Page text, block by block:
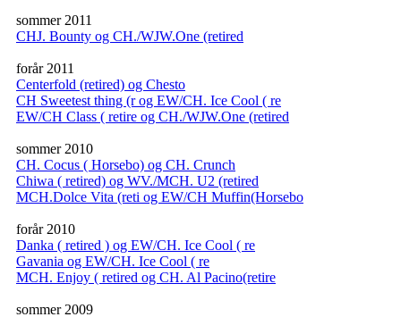
sommer 2011
CHJ. Bounty og CH./WJW.One (retired
forår 2011
Centerfold (retired) og Chesto
CH Sweetest thing (r og EW/CH. Ice Cool ( re
EW/CH Class ( retire og CH./WJW.One (retired
sommer 2010
CH. Cocus ( Horsebo) og CH. Crunch
Chiwa ( retired) og WV./MCH. U2 (retired
MCH.Dolce Vita (reti og EW/CH Muffin(Horsebo
forår 2010
Danka ( retired ) og EW/CH. Ice Cool ( re
Gavania og EW/CH. Ice Cool ( re
MCH. Enjoy ( retired og CH. Al Pacino(retire
sommer 2009